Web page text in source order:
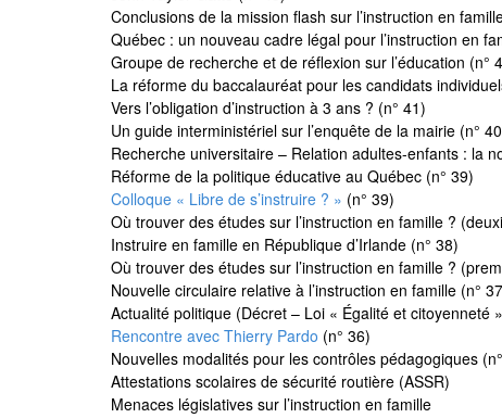
Conclusions de la mission flash sur l’instruction en
Québec : un nouveau cadre légal pour l’instruction en
Groupe de recherche et de réflexion sur l’éducation (n°
La réforme du baccalauréat pour les candidats
Vers l’obligation d’instruction à 3 ans ? (n° 41)
Un guide interministériel sur l’enquête de la mairie (n°
Recherche universitaire – Relation adultes-enfants : la
Réforme de la politique éducative au Québec (n° 39)
Colloque « Libre de s’instruire ? » (n° 39)
Où trouver des études sur l’instruction en famille ?
Instruire en famille en République d’Irlande (n° 38)
Où trouver des études sur l’instruction en famille ?
Nouvelle circulaire relative à l’instruction en famille (n°
Actualité politique (Décret – Loi « Égalité et citoyenneté
Rencontre avec Thierry Pardo (n° 36)
Nouvelles modalités pour les contrôles pédagogiques
Attestations scolaires de sécurité routière (ASSR)
Menaces législatives sur l’instruction en famille